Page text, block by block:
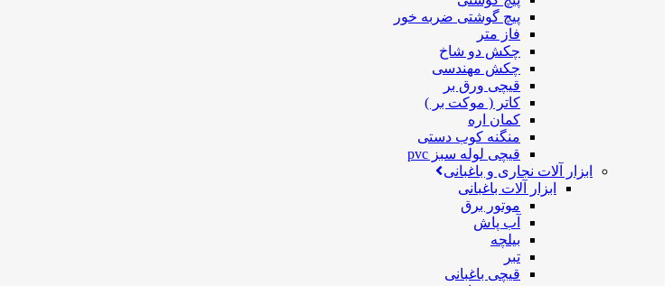
پیچ گوشتی ضربه خور
فاز متر
چکش دو شاخ
چکش مهندسی
قیچی ورق بر
کاتر ( موکت بر )
کمان اره
منگنه کوب دستی
قیچی لوله سبز pvc
ابزار آلات نجاری و باغبانی
ابزار آلات باغبانی
موتور برق
آب پاش
بیلچه
تبر
قیچی باغبانی